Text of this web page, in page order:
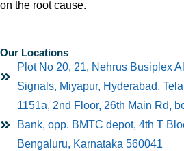
on the root cause.
Our Locations
Plot No 20, 21, Nehrus Busiplex
Signals, Miyapur, Hyderabad,
1151a, 2nd Floor, 26th Main Rd,
Bank, opp. BMTC depot, 4th T
Bengaluru, Karnataka 560041